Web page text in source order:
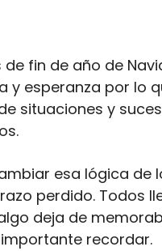
fin de año de
esperanza por lo
situaciones y
esa lógica de
perdido. Todos
deja de
recordar.